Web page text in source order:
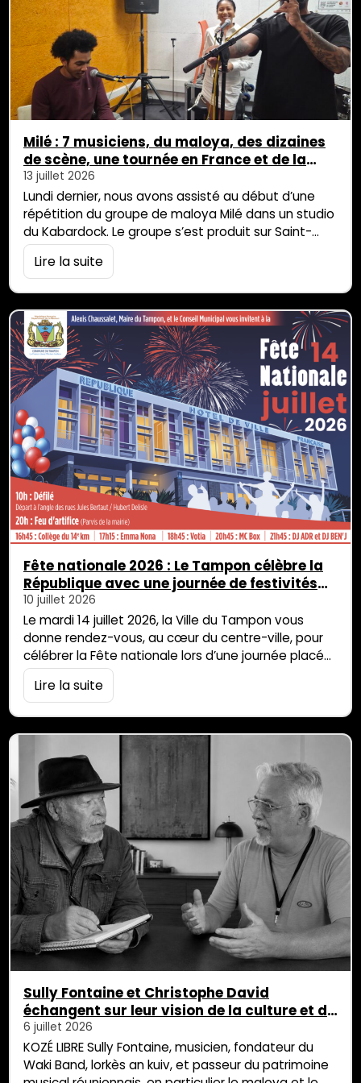
Milé : 7 musiciens, du maloya, des dizaines
de scène, une tournée en France et de la
détermination plein les poches
13 juillet 2026
Lundi dernier, nous avons assisté au début d’une
répétition du groupe de maloya Milé dans un studio
du Kabardock. Le groupe s’est produit sur Saint-
Denis dimanche dernier et participera au show case
de Gayar Lartist le 18 juillet au Barachois. Ce jeune
Lire la suite
Fête nationale 2026 : Le Tampon célèbre la
République avec une journée de festivités
ouverte à tous et toutes
10 juillet 2026
Le mardi 14 juillet 2026, la Ville du Tampon vous
donne rendez-vous, au cœur du centre-ville, pour
célébrer la Fête nationale lors d’une journée placée
sous le signe de la République, du vivre-ensemble
et de la convivialité. Défilé républicain, concerts
Ville du Tampon invite […]
Lire la suite
Sully Fontaine et Christophe David
échangent sur leur vision de la culture et de
l’identité
6 juillet 2026
KOZÉ LIBRE Sully Fontaine, musicien, fondateur du
Waki Band, lorkès an kuiv, et passeur du patrimoine